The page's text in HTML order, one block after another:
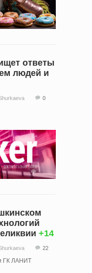
ответы
людей и
0
+14
22
ГК ЛАНИТ